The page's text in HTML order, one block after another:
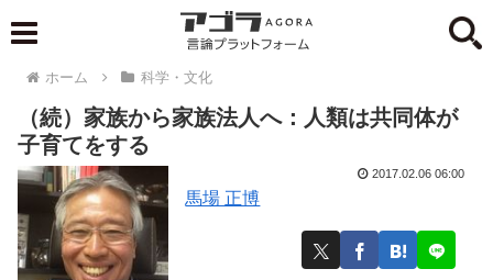
ホーム 科学・文化
（続）家族から家族法人へ：人類は共同体が
子育てをする
馬場 正博
2017.02.06 06:00